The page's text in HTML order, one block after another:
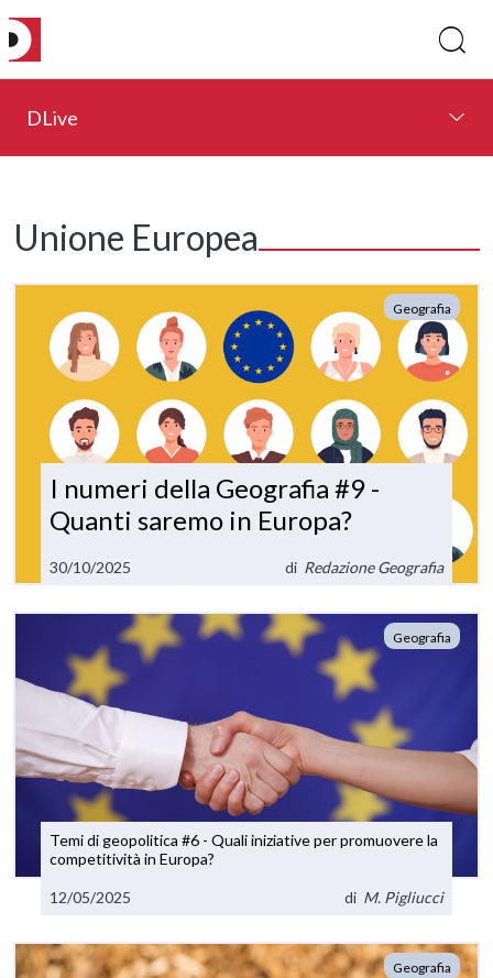
DLive
Unione Europea
Geografia
I numeri della Geografia #9 -
Quanti saremo in Europa?
30/10/2025 di Redazione Geografia
Geografia
Temi di geopolitica #6 - Quali iniziative per promuovere la
competitività in Europa?
12/05/2025 di M. Pigliucci
Geografia